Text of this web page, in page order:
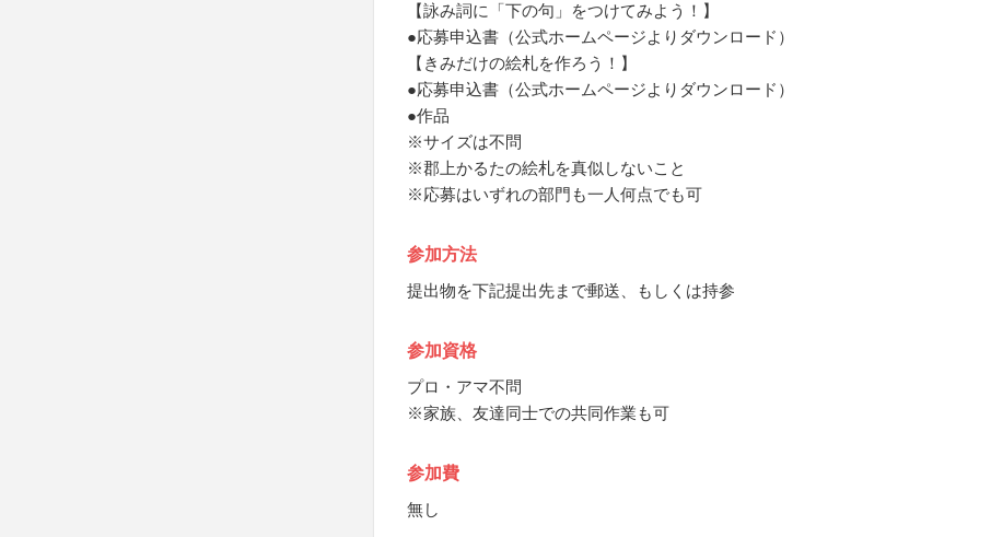
【詠み詞に「下の句」をつけてみよう！】
●応募申込書（公式ホームページよりダウンロード）
【きみだけの絵札を作ろう！】
●応募申込書（公式ホームページよりダウンロード）
●作品
※サイズは不問
※郡上かるたの絵札を真似しないこと
※応募はいずれの部門も一人何点でも可
参加方法
提出物を下記提出先まで郵送、もしくは持参
参加資格
プロ・アマ不問
※家族、友達同士での共同作業も可
参加費
無し